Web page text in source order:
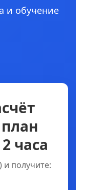
и обучение
часа
и получите: